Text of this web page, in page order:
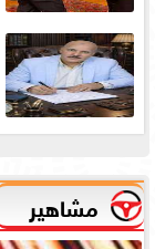
مشاهير